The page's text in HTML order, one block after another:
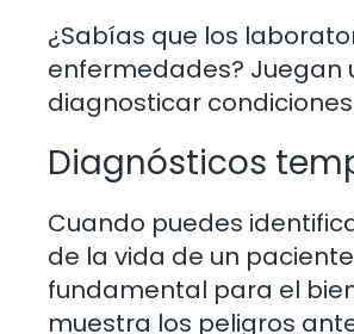
¿Sabías que los
enfermedades? Juegan
diagnosticar
Diagnósticos
Cuando puedes
de la vida de un
fundamental para el
muestra los peligros